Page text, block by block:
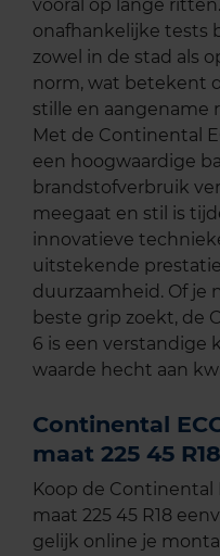
vooral op lange
onafhankelijke tests
zowel in de stad als
norm, wat betekent
stille en aangename
Met de Continental
een hoogwaardige
brandstofverbruik
meegaat en stil is
innovatieve
uitstekende
duurzaamheid. Of je
beste grip zoekt, de
6 is een verstandige
waarde hecht aan
Continental
maat 225 45
Koop de Continental
maat 225 45 R18
gelijk online je